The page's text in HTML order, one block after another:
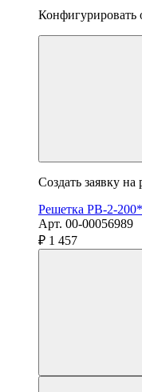
Конфигурировать
Создать заявку на
Решетка РВ-2-
Арт. 00-00056989
₽ 1 457